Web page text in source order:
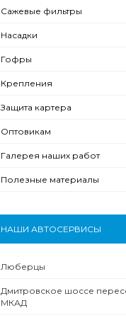
Сажевые фильтры
Насадки
Гофры
Крепления
Защита картера
Оптовикам
Галерея наших работ
Полезные материалы
НАШИ АВТОСЕРВИСЫ
Люберцы
Дмитровское шоссе
МКАД